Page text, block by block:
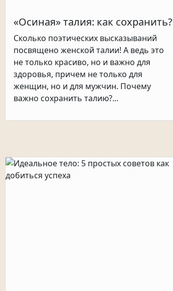
«Осиная» талия: как сохранить?
Сколько поэтических высказываний
посвящено женской талии! А ведь это
не только красиво, но и важно для
здоровья, причем не только для
женщин, но и для мужчин. Почему
важно сохранить талию?...